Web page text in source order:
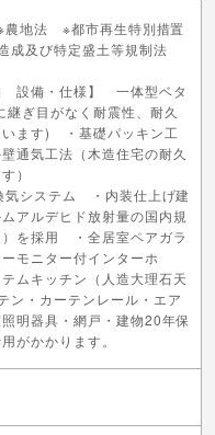
地法 ※都市再生特別措置
及び特定盛土等規制法
設備・仕様】 一体型ベタ
継ぎ目がなく耐震性、耐久
います) ・基礎パッキン工
気工法（木造住宅の耐久
）
気システム ・内装仕上げ建
アルデヒド放射量の国内規
）を採用 ・全居室ペアガラ
モニター付インターホ
ムキッチン（人造大理石天
ン・カーテンレール・エア
明器具・網戸・建物20年保
がかかります。